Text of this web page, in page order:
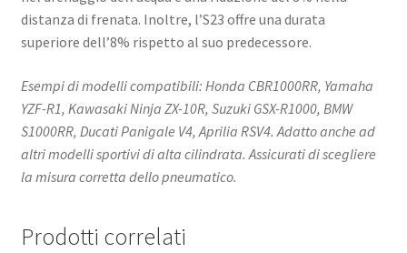
distanza di frenata. Inoltre, l’S23 offre una durata
superiore dell’8% rispetto al suo predecessore. ​
Esempi di modelli compatibili: Honda CBR1000RR, Yamaha
YZF-R1, Kawasaki Ninja ZX-10R, Suzuki GSX-R1000, BMW
S1000RR, Ducati Panigale V4, Aprilia RSV4. Adatto anche ad
altri modelli sportivi di alta cilindrata. Assicurati di scegliere
la misura corretta dello pneumatico.
Prodotti correlati